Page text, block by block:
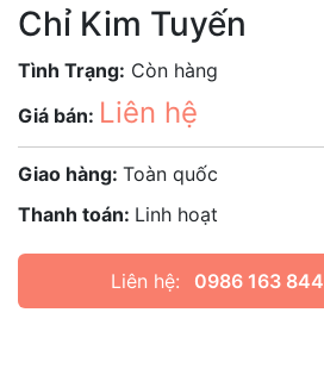
Chỉ Kim Tuyến
Tình Trạng: Còn hàng
Giá bán: Liên hệ
Giao hàng: Toàn quốc
Thanh toán: Linh hoạt
Liên hệ: 0986 163 844